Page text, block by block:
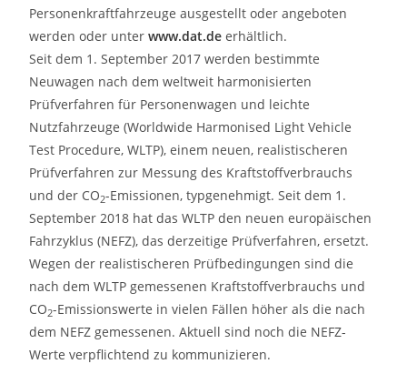
Personenkraftfahrzeuge ausgestellt oder angeboten
werden oder unterwww.dat.de erhältlich.
Seit dem 1. September 2017 werden bestimmte
Neuwagen nach dem weltweit harmonisierten
Prüfverfahren für Personenwagen und leichte
Nutzfahrzeuge (Worldwide Harmonised Light Vehicle
Test Procedure, WLTP), einem neuen, realistischeren
Prüfverfahren zur Messung des Kraftstoffverbrauchs
und der CO2-Emissionen, typgenehmigt. Seit dem 1.
September 2018 hat das WLTP den neuen europäischen
Fahrzyklus (NEFZ), das derzeitige Prüfverfahren, ersetzt.
Wegen der realistischeren Prüfbedingungen sind die
nach dem WLTP gemessenen Kraftstoffverbrauchs und
CO2-Emissionswerte in vielen Fällen höher als die nach
dem NEFZ gemessenen. Aktuell sind noch die NEFZ-
Werte verpflichtend zu kommunizieren.